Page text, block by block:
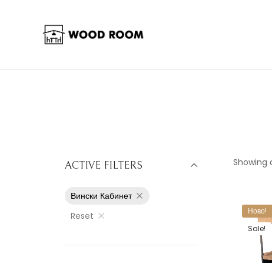
ACTIVE FILTERS
Вински Кабинет
Reset
Showing
Ново!
Sale!